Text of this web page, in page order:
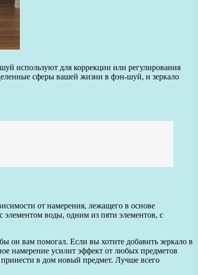
используют для коррекции или регулирования
сферы вашей жизни в фэн-шуй, и зеркало
от намерения, лежащего в основе
элементом воды, одним из пяти элементов, с
он вам помогал. Если вы хотите добавить зеркало в
намерение усилит эффект от любых предметов
в дом новый предмет. Лучше всего